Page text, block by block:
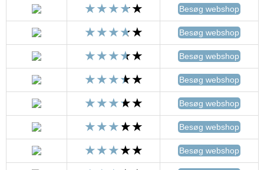
Besøg webshop
Besøg webshop
Besøg webshop
Besøg webshop
Besøg webshop
Besøg webshop
Besøg webshop